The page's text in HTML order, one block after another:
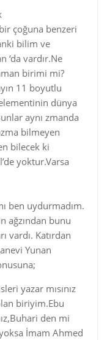
çoğuna benzeri
bilim ve
‘da vardır.Ne
birimi mi?
11 boyutlu
dünya
aynı zmanda
bilmeyen
bilecek ki
yoktur.Varsa
ben uydurmadım.
ağzından bunu
vardı. Katırdan
Yunan
yazar mısınız
biriyim.Ebu
den mi
İmam Ahmed